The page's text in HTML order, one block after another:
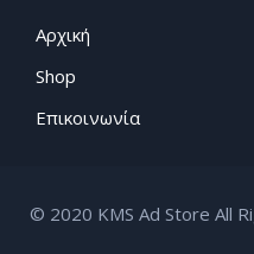
Αρχική
Shop
Επικοινωνία
© 2020 KMS Ad Store All